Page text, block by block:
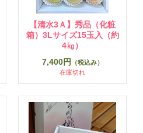
【清水3Ａ】秀品（化粧
箱）3Lサイズ15玉入（約
4㎏）
7,400円
（税込み）
在庫切れ